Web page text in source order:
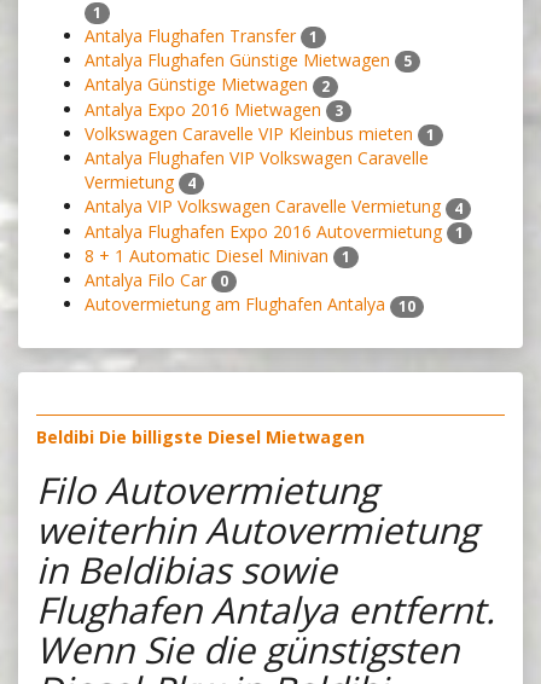
1
Antalya Flughafen Transfer 1
Antalya Flughafen Günstige Mietwagen 5
Antalya Günstige Mietwagen 2
Antalya Expo 2016 Mietwagen 3
Volkswagen Caravelle VIP Kleinbus mieten 1
Antalya Flughafen VIP Volkswagen Caravelle
Vermietung
4
Antalya VIP Volkswagen Caravelle Vermietung 4
Antalya Flughafen Expo 2016 Autovermietung 1
8 + 1 Automatic Diesel Minivan 1
Antalya Filo Car 0
Autovermietung am Flughafen Antalya 10
Beldibi Die billigste Diesel Mietwagen
Filo Autovermietung
weiterhin Autovermietung
in Beldibias sowie
Flughafen Antalya entfernt.
Wenn Sie die günstigsten